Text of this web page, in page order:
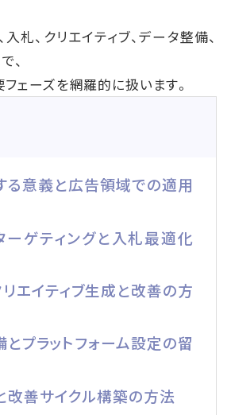
札、クリエイティブ、データ整備、
、
ェーズを網羅的に扱います。
る意義と広告領域での適用
ーゲティングと入札最適化
エイティブ生成と改善の方
プラットフォーム設定の留
改善サイクル構築の方法